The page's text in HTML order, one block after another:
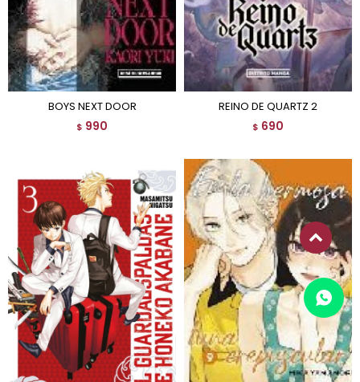
BOYS NEXT DOOR
$ 990
REINO DE QUARTZ 2
$ 690